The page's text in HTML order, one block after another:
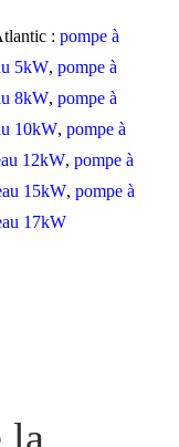
: pompe à
5kW, pompe à
8kW, pompe à
10kW, pompe à
12kW, pompe à
15kW, pompe à
17kW
la